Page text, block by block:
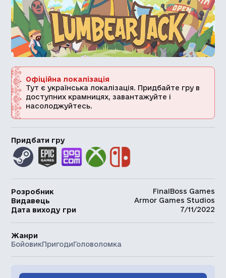
Офіційна локалізація
Тут є українська локалізація. Придбайте гру в
доступних крамницях, завантажуйте і
насолоджуйтесь.
Придбати гру
Розробник
FinalBoss Games
Видавець
Armor Games Studios
Дата виходу гри
7/11/2022
Жанри
БойовикПригодиГоловоломка